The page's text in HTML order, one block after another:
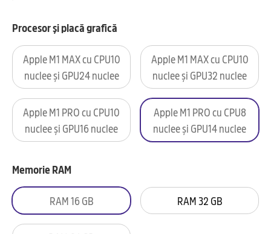
Procesor și placă grafică
Apple M1 MAX cu CPU10
nuclee și GPU24 nuclee
Apple M1 MAX cu CPU10
nuclee și GPU32 nuclee
Apple M1 PRO cu CPU10
nuclee și GPU16 nuclee
Apple M1 PRO cu CPU8
nuclee și GPU14 nuclee
Memorie RAM
RAM 16 GB RAM 32 GB